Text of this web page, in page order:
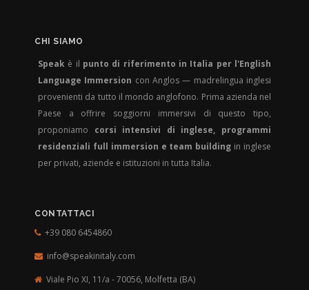
CHI SIAMO
Speak è il punto di riferimento in Italia per l'English
Language Immersion con Anglos — madrelingua inglesi
provenienti da tutto il mondo anglofono. Prima azienda nel
Paese a offrire soggiorni immersivi di questo tipo,
proponiamo corsi intensivi di inglese, programmi
residenziali full immersion e team building in inglese
per privati, aziende e istituzioni in tutta Italia.
CONTATTACI
+39 080 6454860
info@speakinitaly.com
Viale Pio XI, 11/a - 70056, Molfetta (BA)